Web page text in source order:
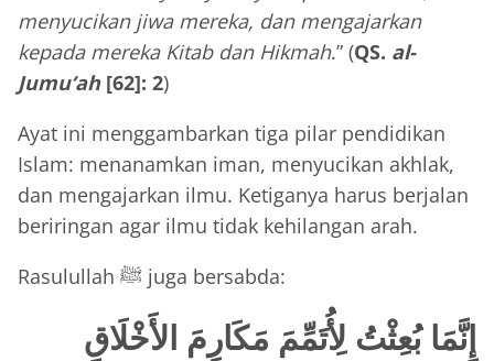
menyucikan jiwa mereka, dan mengajarkan
kepada mereka Kitab dan Hikmah.” (QS. al-
Jumu‘ah[62]: 2)
Ayat ini menggambarkan tiga pilar pendidikan
Islam: menanamkan iman, menyucikan akhlak,
dan mengajarkan ilmu. Ketiganya harus berjalan
beriringan agar ilmu tidak kehilangan arah.
Rasulullah ﷺ juga bersabda:
إِنَّمَا بُعِثْتُ لِأُتَمِّمَ مَكَارِمَ الأَخْلَاقِ